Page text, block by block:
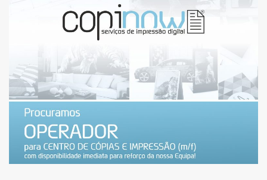
ESTAMOS A RECRUTAR:
OPERADOR DE CENTRO DE
CÓPIAS E IMPRESSÃO
(MAIASHOPPING) – VAGA
PREENCHIDA